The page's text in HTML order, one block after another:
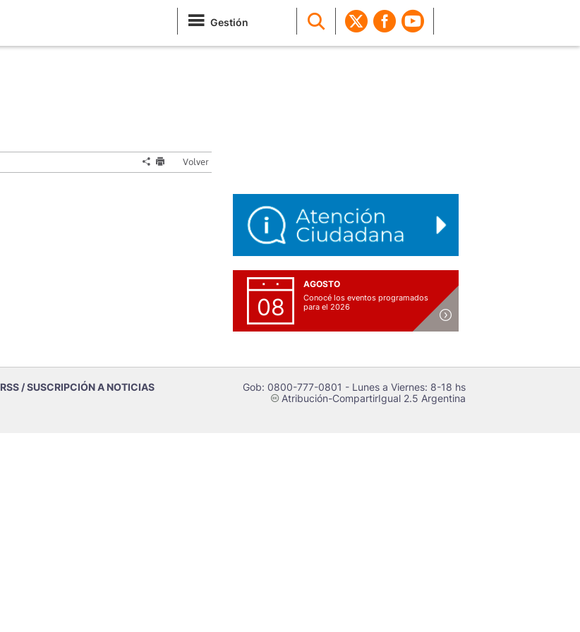
Gestión
Volver
08
AGOSTO
Conocé los eventos programados
para el 2026
RSS / SUSCRIPCIÓN A NOTICIAS Gob: 0800-777-0801 - Lunes a Viernes: 8-18 hs
cAtribución-CompartirIgual 2.5 Argentina